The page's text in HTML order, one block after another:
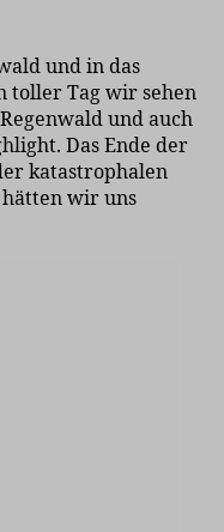
und in das
toller Tag wir sehen
und auch
Das Ende der
katastrophalen
wir uns